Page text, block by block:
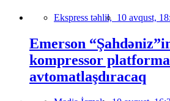
Ekspress təhlil, 10 avqust,
Emerson
kompressor
avtomatlaşdıracaq